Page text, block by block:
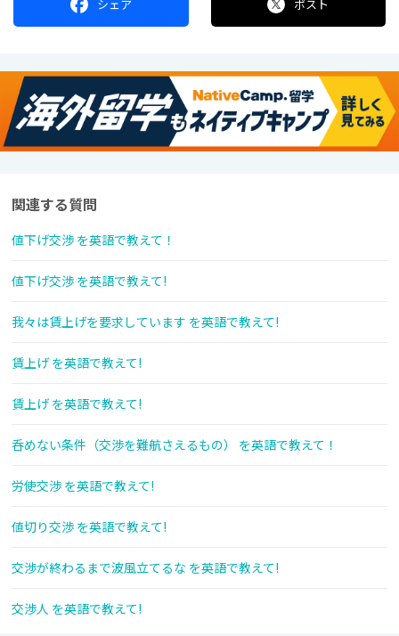
シェア ポスト
関連する質問
値下げ交渉 を英語で教えて！
値下げ交渉 を英語で教えて!
我々は賃上げを要求しています を英語で教えて!
賃上げ を英語で教えて!
賃上げ を英語で教えて!
呑めない条件（交渉を難航さえるもの） を英語で教えて！
労使交渉 を英語で教えて!
値切り交渉 を英語で教えて!
交渉が終わるまで波風立てるな を英語で教えて!
交渉人 を英語で教えて!